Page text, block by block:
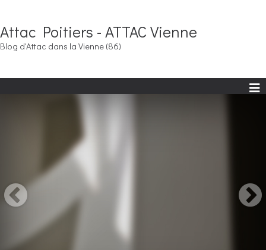
Attac Poitiers - ATTAC Vienne
Blog d'Attac dans la Vienne (86)